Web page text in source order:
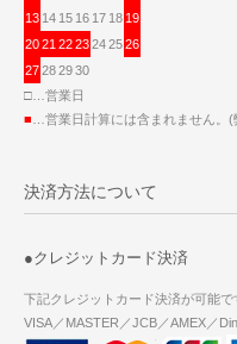
13 14 15 16 17 18 19
2021 2223242526
27282930
□…営業日
■ …営業日計算には含まれません。(
決済方法について
●クレジットカード決済
下記クレジットカード決済が可能で
VISA／MASTER／JCB／AMEX／